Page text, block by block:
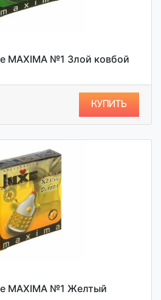
MAXIMA №1 Злой ковбой
КУПИТЬ
MAXIMA №1 Желтый